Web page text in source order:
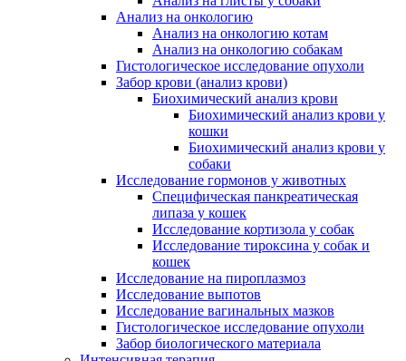
Анализ на онкологию
Анализ на онкологию котам
Анализ на онкологию собакам
Гистологическое исследование опухоли
Забор крови (анализ крови)
Биохимический анализ крови
Биохимический анализ крови у
кошки
Биохимический анализ крови у
собаки
Исследование гормонов у животных
Специфическая панкреатическая
липаза у кошек
Исследование кортизола у собак
Исследование тироксина у собак и
кошек
Исследование на пироплазмоз
Исследование выпотов
Исследование вагинальных мазков
Гистологическое исследование опухоли
Забор биологического материала